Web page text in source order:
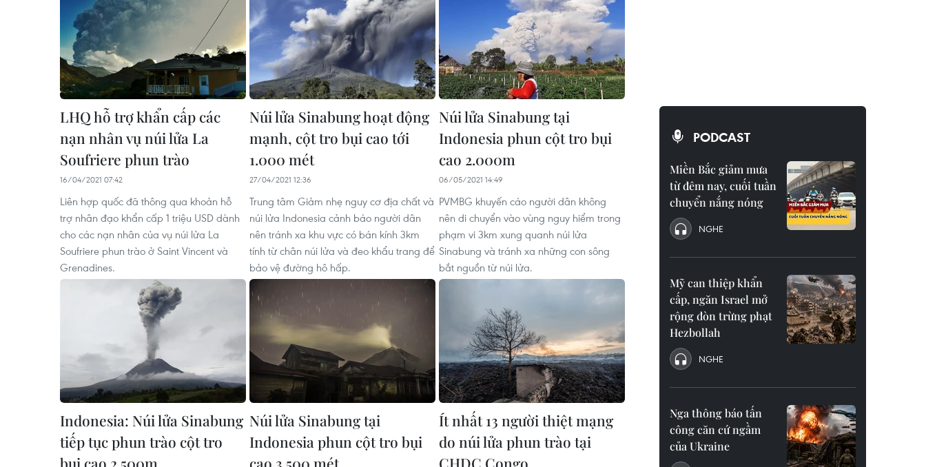
LHQ hỗ trợ khẩn cấp các
nạn nhân vụ núi lửa La
Soufriere phun trào
16/04/2021 07:42
Liên hợp quốc đã thông qua khoản hỗ
trợ nhân đạo khẩn cấp 1 triệu USD dành
cho các nạn nhân của vụ núi lửa La
Soufriere phun trào ở Saint Vincent và
Grenadines.
Núi lửa Sinabung hoạt động
mạnh, cột tro bụi cao tới
1.000 mét
27/04/2021 12:36
Trung tâm Giảm nhẹ nguy cơ địa chất và
núi lửa Indonesia cảnh báo người dân
nên tránh xa khu vực có bán kính 3km
tính từ chân núi lửa và đeo khẩu trang để
bảo vệ đường hô hấp.
Núi lửa Sinabung tại
Indonesia phun cột tro bụi
cao 2.000m
06/05/2021 14:49
PVMBG khuyến cáo người dân không
nên di chuyển vào vùng nguy hiểm trong
phạm vi 3km xung quanh núi lửa
Sinabung và tránh xa những con sông
bắt nguồn từ núi lửa.
Indonesia: Núi lửa Sinabung
tiếp tục phun trào cột tro
bụi cao 2.500m
Núi lửa Sinabung tại
Indonesia phun cột tro bụi
cao 3.500 mét
Ít nhất 13 người thiệt mạng
do núi lửa phun trào tại
CHDC Congo
PODCAST
Miền Bắc giảm mưa
từ đêm nay, cuối tuần
chuyển nắng nóng
NGHE
Mỹ can thiệp khẩn
cấp, ngăn Israel mở
rộng đòn trừng phạt
Hezbollah
NGHE
Nga thông báo tấn
công căn cứ ngầm
của Ukraine